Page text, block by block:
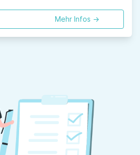
Mehr Infos ->